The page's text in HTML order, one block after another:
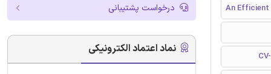
An Efficient درخواست پشتیبانی
نماد اعتماد الکترونیکی